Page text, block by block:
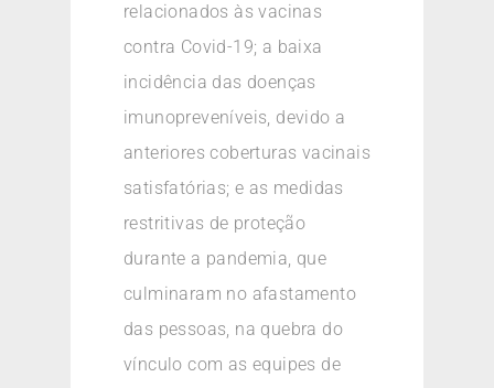
relacionados às vacinas
contra Covid-19; a baixa
incidência das doenças
imunopreveníveis, devido a
anteriores coberturas vacinais
satisfatórias; e as medidas
restritivas de proteção
durante a pandemia, que
culminaram no afastamento
das pessoas, na quebra do
vínculo com as equipes de